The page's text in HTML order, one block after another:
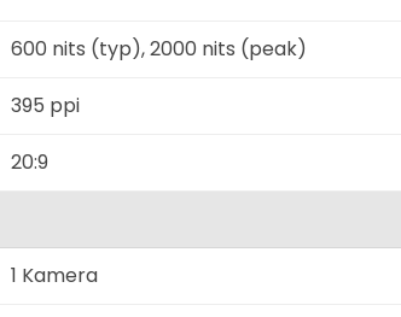
600 nits (typ), 2000 nits (peak)
395 ppi
20:9
1 Kamera